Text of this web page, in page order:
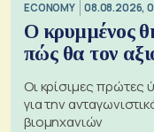
ECONOMY 08.08.2026,
Ο κρυμμένος
πώς θα τον
Οι κρίσιμες πρώτες
για την
βιομηχανιών